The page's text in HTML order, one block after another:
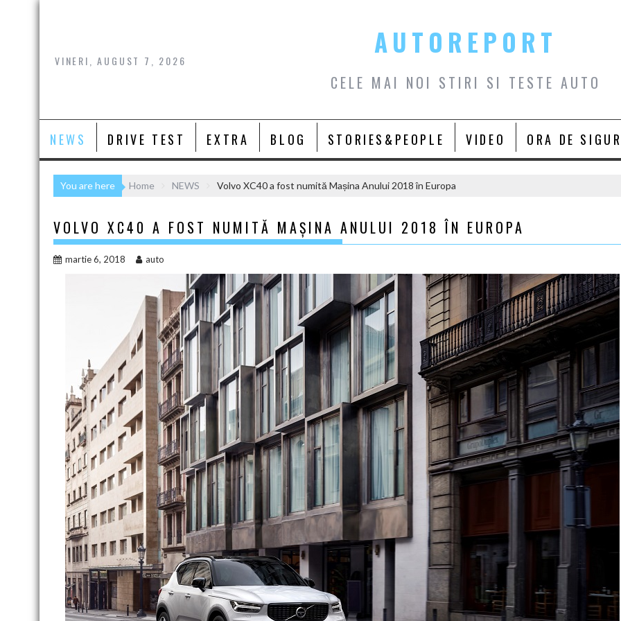
Skip
VINERI, AUGUST 7, 2026
AUTOREPORT
CELE MAI NOI STIRI SI TESTE AUTO
NEWS DRIVE TEST EXTRA BLOG STORIES&PEOPLE VIDEO ORA DE
You are here Home NEWS Volvo XC40 a fost numită Mașina Anului 2018 în Europa
VOLVO XC40 A FOST NUMITĂ MAȘINA ANULUI 2018 ÎN EUROPA
martie 6, 2018 auto